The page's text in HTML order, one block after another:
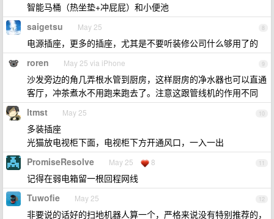
智能马桶（热坐垫+冲屁屁）和小便池
8
saigetsu May 25
电源插座，更多的插座，尤其是不要听装修公司什么够用了的
9
roren May 25 via iPhone
沙发旁边的角几弄根水管到厨房，这样厨房的净水器也可以直通
客厅，冲茶煮水不用跑来跑去了。注意这跟管线机的作用不同
10
ltmst May 25
多装插座
光猫放电视柜下面，电视柜下方开通风口，一入一出
11
PromiseResolve May 25 8
记得在弱电箱留一根回程网线
12
Tuwofie May 25
非要说的话好的扫地机器人算一个，严格来说没有特别推荐的，